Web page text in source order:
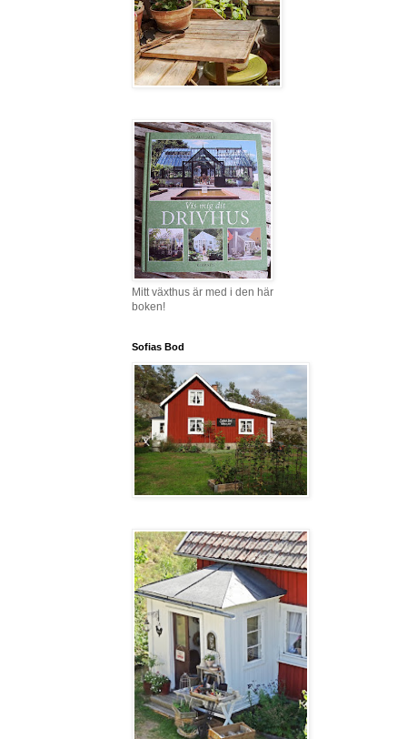
Mitt växthus är med i den här
boken!
Sofias Bod